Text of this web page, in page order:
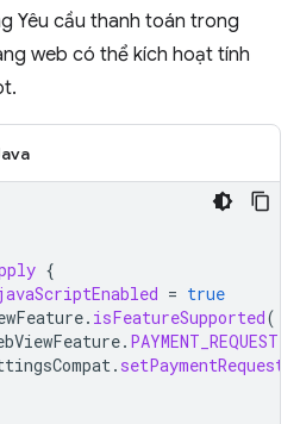
Yêu cầu thanh toán trong
web có thể kích hoạt tính
{
= true
. isFeatureSupported(
. PAYMENT_REQUEST
.